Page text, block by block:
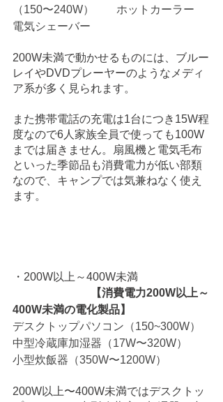
（150〜240W）　　ホットカーラー
電気シェーバー
200W未満で動かせるものには、ブルー
レイやDVDプレーヤーのようなメディ
ア系が多く見られます。
また携帯電話の充電は1台につき15W程
度なので6人家族全員で使っても100W
までは届きません。扇風機と電気毛布
といった季節品も消費電力が低い部類
なので、キャンプでは気兼ねなく使え
ます。
・200W以上～400W未満
【消費電力200W以上～
400W未満の電化製品】
デスクトップパソコン（150~300W）
中型冷蔵庫加湿器（17W〜320W）
小型炊飯器（350W〜1200W）
200W以上〜400W未満ではデスクトッ